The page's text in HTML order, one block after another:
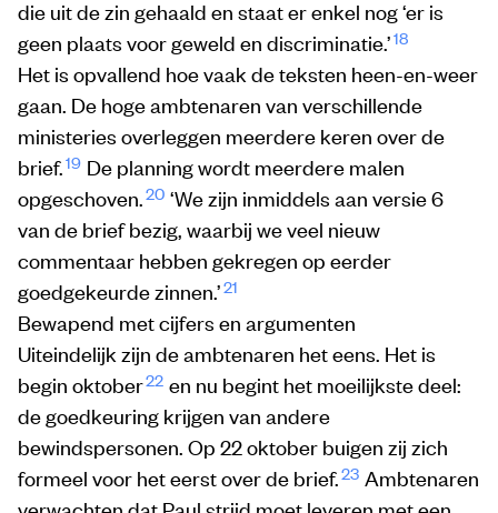
die uit de zin gehaald en staat er enkel nog ‘er is
geen plaats voor geweld en discriminatie.’18
Het is opvallend hoe vaak de teksten heen-en-weer
gaan. De hoge ambtenaren van verschillende
ministeries overleggen meerdere keren over de
brief.19 De planning wordt meerdere malen
opgeschoven.20 ‘We zijn inmiddels aan versie 6
van de brief bezig, waarbij we veel nieuw
commentaar hebben gekregen op eerder
goedgekeurde zinnen.’21
Bewapend met cijfers en argumenten
Uiteindelijk zijn de ambtenaren het eens. Het is
begin oktober22 en nu begint het moeilijkste deel:
de goedkeuring krijgen van andere
bewindspersonen. Op 22 oktober buigen zij zich
formeel voor het eerst over de brief.23 Ambtenaren